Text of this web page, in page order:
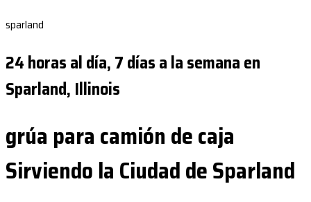
sparland
24 horas al día, 7 días a la semana en
Sparland, Illinois
grúa para camión de caja
Sirviendo la Ciudad de Sparland